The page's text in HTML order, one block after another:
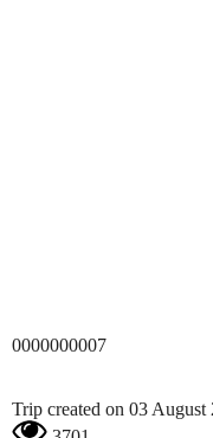
0000000007
Trip created on 03 August